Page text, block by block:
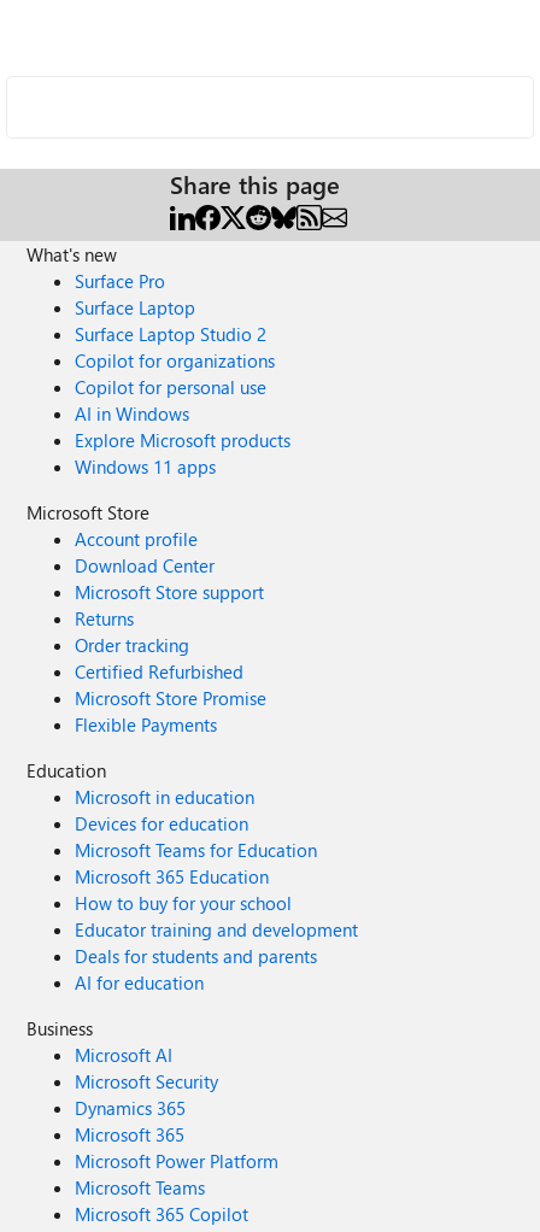
Share this page
What's new
Surface Pro
Surface Laptop
Surface Laptop Studio 2
Copilot for organizations
Copilot for personal use
AI in Windows
Explore Microsoft products
Windows 11 apps
Microsoft Store
Account profile
Download Center
Microsoft Store support
Returns
Order tracking
Certified Refurbished
Microsoft Store Promise
Flexible Payments
Education
Microsoft in education
Devices for education
Microsoft Teams for Education
Microsoft 365 Education
How to buy for your school
Educator training and development
Deals for students and parents
AI for education
Business
Microsoft AI
Microsoft Security
Dynamics 365
Microsoft 365
Microsoft Power Platform
Microsoft Teams
Microsoft 365 Copilot